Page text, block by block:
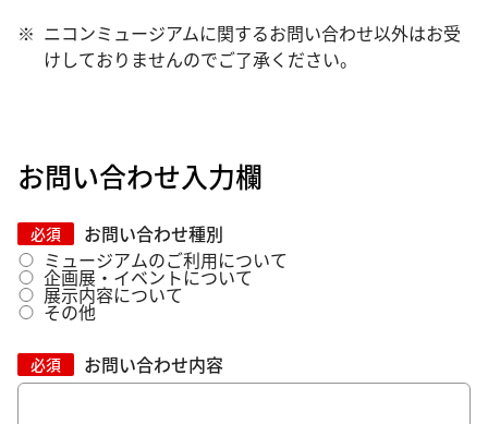
※ ニコンミュージアムに関するお問い合わせ以外はお受
けしておりませんのでご了承ください。
お問い合わせ入力欄
必須
お問い合わせ種別
ミュージアムのご利用について
企画展・イベントについて
展示内容について
その他
必須 お問い合わせ内容